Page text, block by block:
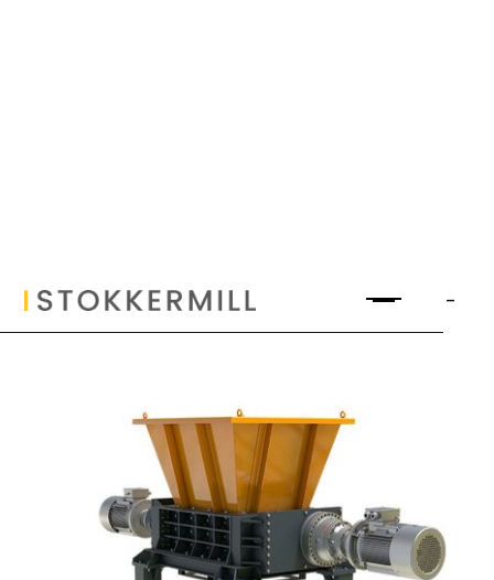
Trituratore Industriale Bialbero | D-